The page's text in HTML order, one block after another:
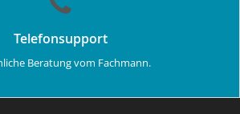
Telefonsupport
Beratung vom Fachmann.